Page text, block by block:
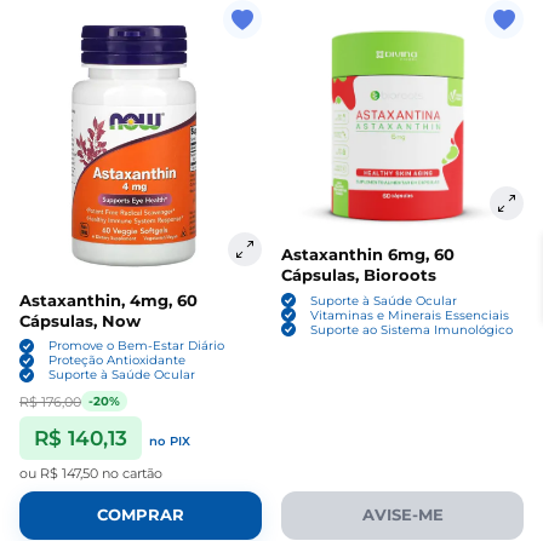
Astaxanthin, 4mg, 60
Cápsulas, Now
Promove o Bem-Estar Diário
Proteção Antioxidante
Suporte à Saúde Ocular
R$ 176,00 -20%
R$ 140,13 no PIX
ou R$ 147,50 no cartão
COMPRAR
Astaxanthin 6mg, 60
Cápsulas, Bioroots
Suporte à Saúde Ocular
Vitaminas e Minerais Essenciais
Suporte ao Sistema Imunológico
AVISE-ME